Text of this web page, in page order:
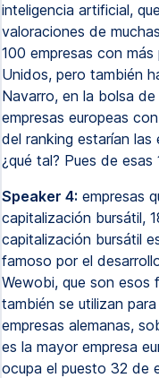
inteligencia artificial,
valoraciones de
100 empresas con
Unidos, pero también
Navarro, en la bolsa
empresas europeas
del ranking estarían las
¿qué tal? Pues de esas
Speaker 4: empresas
capitalización bursátil,
capitalización bursátil
famoso por el
Wewobi, que son esos
también se utilizan
empresas alemanas,
es la mayor empresa
ocupa el puesto 32 de